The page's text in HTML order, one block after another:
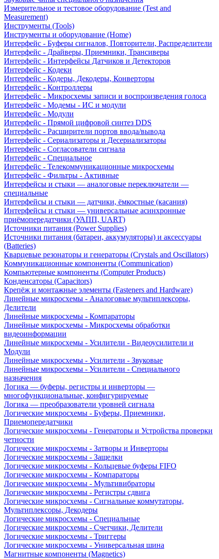
Измерительное и тестовое оборудование (Test and
Measurement)
Инструменты (Tools)
Инструменты и оборудование (Home)
Интерфейс - Буферы сигналов, Повторители, Распределители
Интерфейс - Драйверы, Приемники, Трансиверы
Интерфейс - Интерфейсы Датчиков и Детекторов
Интерфейс - Кодеки
Интерфейс - Кодеры, Декодеры, Конверторы
Интерфейс - Контроллеры
Интерфейс - Микросхемы записи и воспроизведения голоса
Интерфейс - Модемы - ИС и модули
Интерфейс - Модули
Интерфейс - Прямой цифровой синтез DDS
Интерфейс - Расширители портов ввода/вывода
Интерфейс - Сериализаторы и Десериализаторы
Интерфейс - Согласователи сигнала
Интерфейс - Специальное
Интерфейс - Телекоммуникационные микросхемы
Интерфейс - Фильтры - Активные
Интерфейсы и стыки — аналоговые переключатели —
специальные
Интерфейсы и стыки — датчики, ёмкостные (касания)
Интерфейсы и стыки — универсальные асинхронные
приёмопередатчики (УАПП, UART)
Источники питания (Power Supplies)
Источники питания (батареи, аккумуляторы) и аксессуары
(Batteries)
Кварцевые резонаторы и генераторы (Crystals and Oscillators)
Коммуникационные компоненты (Communication)
Компьютерные компоненты (Computer Products)
Конденсаторы (Capacitors)
Крепёж и монтажные элементы (Fasteners and Hardware)
Линейные микросхемы - Аналоговые мультиплексоры,
Делители
Линейные микросхемы - Компараторы
Линейные микросхемы - Микросхемы обработки
видеоинформации
Линейные микросхемы - Усилители - Видеоусилители и
Модули
Линейные микросхемы - Усилители - Звуковые
Линейные микросхемы - Усилители - Специального
назначения
Логика — буферы, регистры и инверторы —
многофункциональные, конфигурируемые
Логика — преобразователи уровней сигнала
Логические микросхемы - Буферы, Приемники,
Приемопередатчики
Логические микросхемы - Генераторы и Устройства проверки
четности
Логические микросхемы - Затворы и Инверторы
Логические микросхемы - Защелки
Логические микросхемы - Кольцевые буферы FIFO
Логические микросхемы - Компараторы
Логические микросхемы - Мультивибраторы
Логические микросхемы - Регистры сдвига
Логические микросхемы - Сигнальные коммутаторы,
Мультиплексоры, Декодеры
Логические микросхемы - Специальные
Логические микросхемы - Счетчики, Делители
Логические микросхемы - Триггеры
Логические микросхемы - Универсальная шина
Магнитные компоненты (Magnetics)